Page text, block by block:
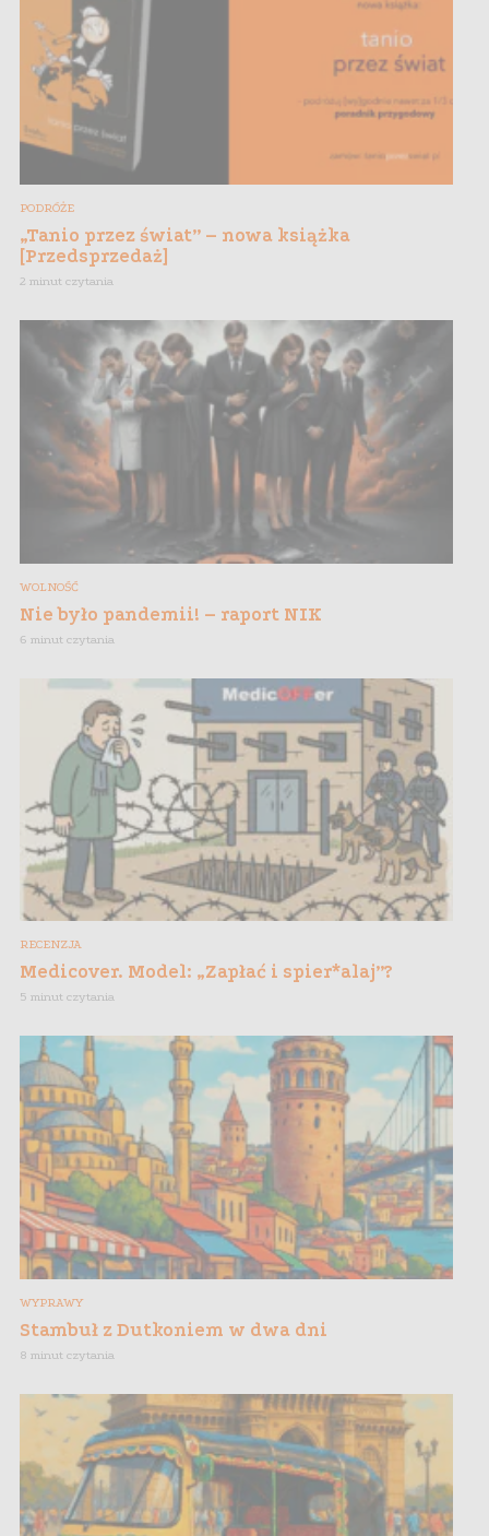
PODRÓŻE
„Tanio przez świat” – nowa książka
[Przedsprzedaż]
2 minut czytania
WOLNOŚĆ
Nie było pandemii! – raport NIK
6 minut czytania
RECENZJA
Medicover. Model: „Zapłać i spier*alaj”?
5 minut czytania
WYPRAWY
Stambuł z Dutkoniem w dwa dni
8 minut czytania